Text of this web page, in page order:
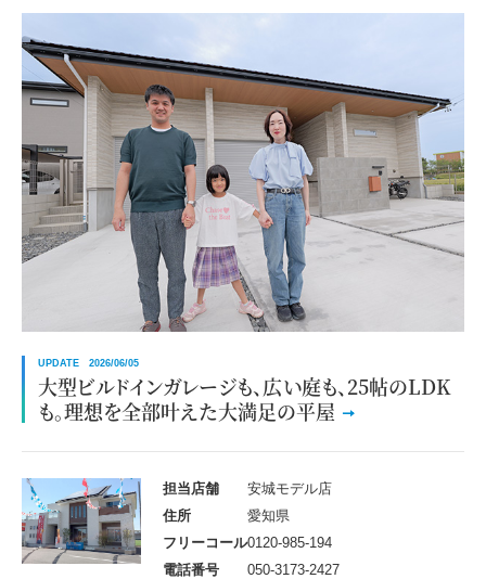
UPDATE 2026/06/05
大型ビルドインガレージも、広い庭も、25帖のLDK
も。理想を全部叶えた大満足の平屋
担当店舗
安城モデル店
住所
愛知県
フリーコール0120-985-194
電話番号
050-3173-2427